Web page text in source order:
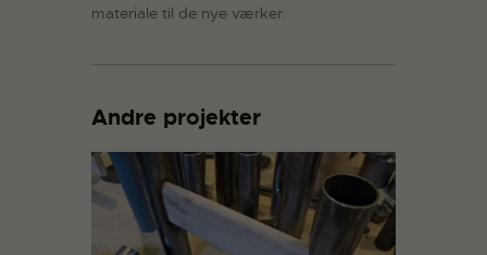
materiale til de nye værker.
Andre projekter